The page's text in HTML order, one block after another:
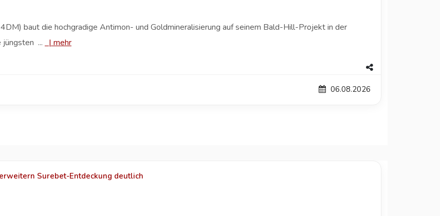
baut die hochgradige Antimon- und Goldmineralisierung auf seinem Bald-Hill-Projekt in der
jüngsten ... |mehr
06.08.2026
Surebet-Entdeckung deutlich